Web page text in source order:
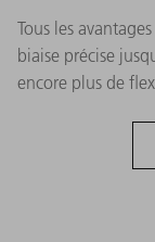
Tous les
biaise précise
encore plus de